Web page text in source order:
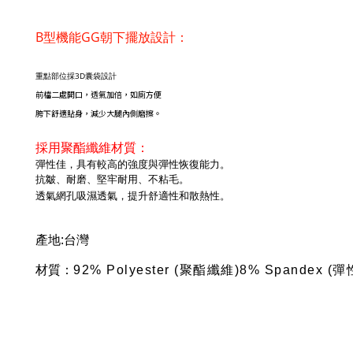
B型機能GG朝下擺放設計：
重點部位採3D囊袋設計
前檔二處開口，透氣加倍，如廁方便
胯下舒適貼身，減少大腿內側磨擦。
採用聚酯纖維材質：
彈性佳，具有較高的強度與彈性恢復能力。
抗皺、耐磨、堅牢耐用、不粘毛。
透氣網孔吸濕透氣，提升舒適性和散熱性。
產地:台灣
材質： 92% Polyester (聚酯纖維)8% Spandex (彈